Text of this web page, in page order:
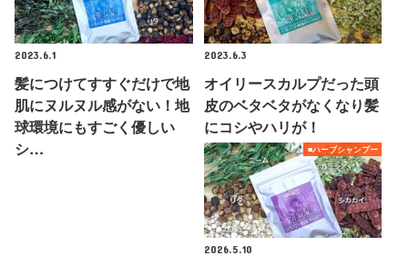
2023.6.1
髪につけてすすぐだけで地
肌にヌルヌル感がない！地
球環境にもすごく優しい
シ…
2023.6.3
オイリースカルプだった頭
皮のベタベタがなくなり髪
にコシやハリが！
■ハーブシャンプー
2026.5.10